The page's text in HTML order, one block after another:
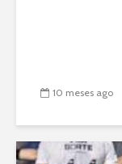
10 meses ago